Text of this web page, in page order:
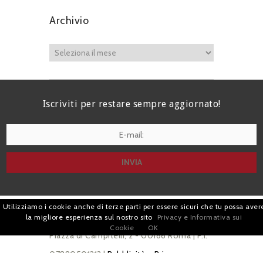
Archivio
Iscriviti per restare sempre aggiornato!
| Avv. Giacomo Romano |
Piazza di Campitelli, 2 - 00186 Roma | P.I.
Utilizziamo i cookie anche di terze parti per essere sicuri che tu possa
la migliore esperienza sul nostro sito
Privacy e Informativa sui
Cookie
OK